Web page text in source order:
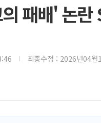
패배' 논
최종수정 : 2026년04월